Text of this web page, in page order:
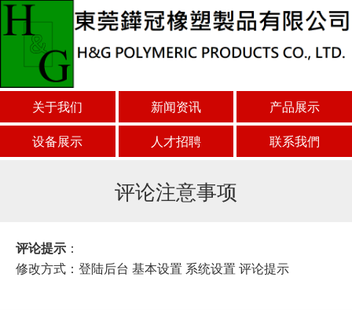
关于我们 新闻资讯
产品展示
设备展示
人才招聘 联系我們
评论注意事项
评论提示 ：
修改方式：登陆后台 基本设置 系统设置 评论提示